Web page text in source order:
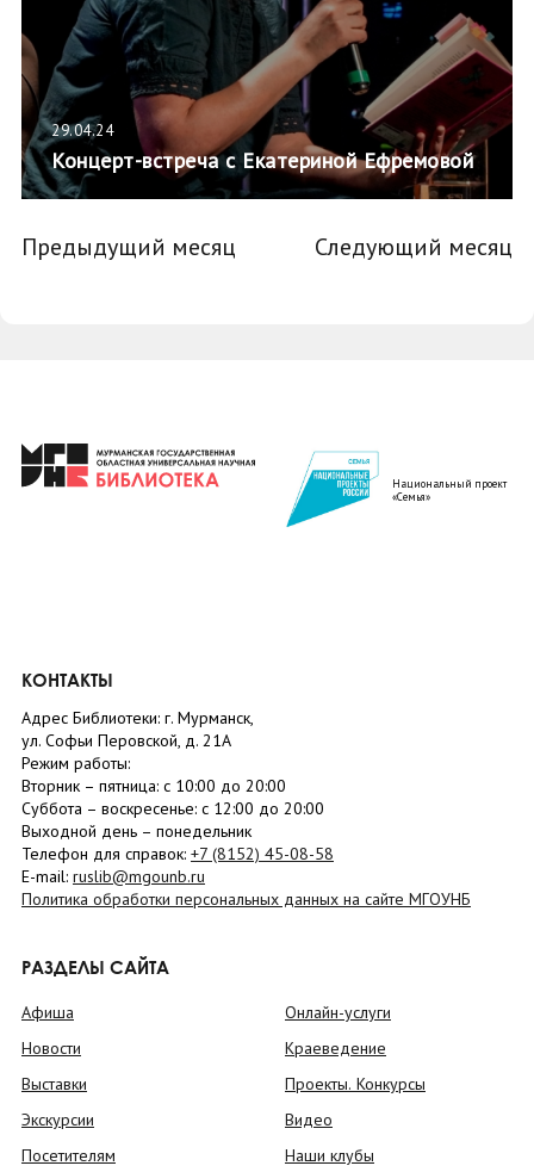
29.04.24
Концерт-встреча с Екатериной Ефремовой
Предыдущий месяц Следующий месяц
Национальный проект
«Семья»
КОНТАКТЫ
Адрес Библиотеки: г. Мурманск,
ул. Софьи Перовской, д. 21А
Режим работы:
Вторник – пятница: с 10:00 до 20:00
Суббота – воскресенье: c 12:00 до 20:00
Выходной день – понедельник
Телефон для справок: +7 (8152) 45-08-58
E-mail: ruslib@mgounb.ru
Политика обработки персональных данных на сайте МГОУНБ
РАЗДЕЛЫ САЙТА
Афиша
Новости
Выставки
Экскурсии
Посетителям
Онлайн-услуги
Краеведение
Проекты. Конкурсы
Видео
Наши клубы